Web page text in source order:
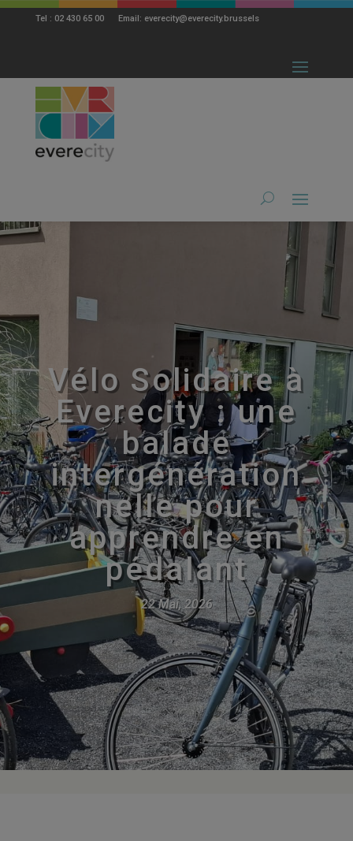
Tel : 02 430 65 00 Email: everecity@everecity.brussels
Vélo Solidaire à
Everecity : une
balade
intergénération
nelle pour
apprendre en
pédalant
22 Mai, 2026
modal-check